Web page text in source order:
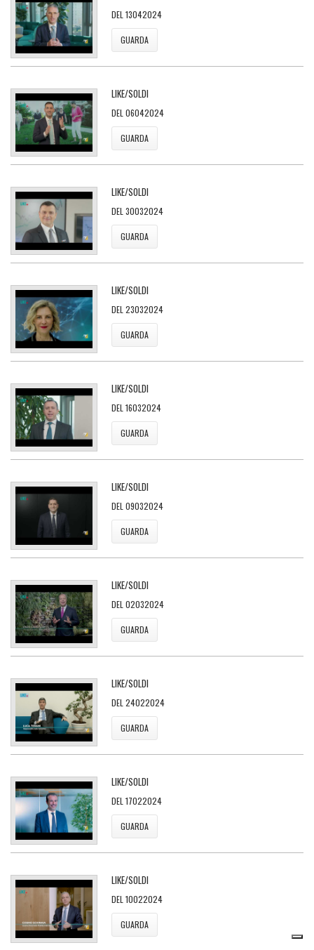
DEL 13042024
GUARDA
LIKE/SOLDI
DEL 06042024
GUARDA
LIKE/SOLDI
DEL 30032024
GUARDA
LIKE/SOLDI
DEL 23032024
GUARDA
LIKE/SOLDI
DEL 16032024
GUARDA
LIKE/SOLDI
DEL 09032024
GUARDA
LIKE/SOLDI
DEL 02032024
GUARDA
LIKE/SOLDI
DEL 24022024
GUARDA
LIKE/SOLDI
DEL 17022024
GUARDA
LIKE/SOLDI
DEL 10022024
GUARDA